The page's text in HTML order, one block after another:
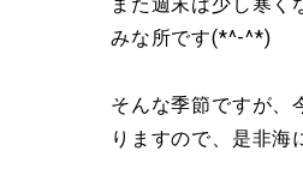
みな所です(*^-^*)
そんな季節ですが、
りますので、是非海